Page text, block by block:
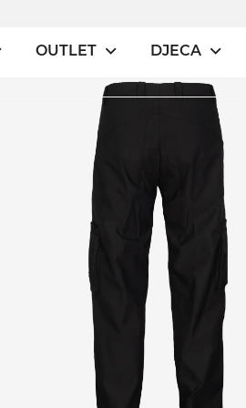
OUTLET DJECA